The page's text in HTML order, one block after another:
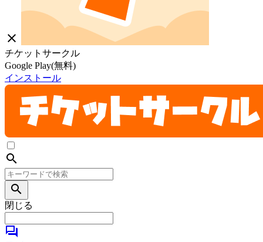
close
チケットサークル
Google Play(無料)
インストール
search
search
閉じる
forum